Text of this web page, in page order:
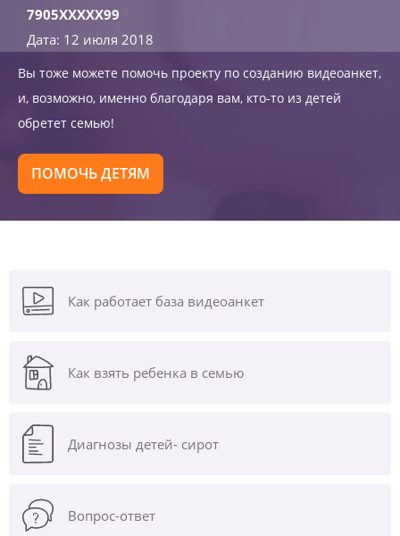
7905XXXXX99
Дата: 12 июля 2018
Вы тоже можете помочь проекту по созданию видеоанкет,
и, возможно, именно благодаря вам, кто-то из детей
обретет семью!
ПОМОЧЬ ДЕТЯМ
Как работает база видеоанкет
Как взять ребенка в семью
Диагнозы детей- сирот
Вопрос-ответ